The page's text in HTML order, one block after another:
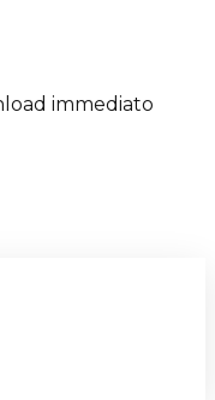
immediato